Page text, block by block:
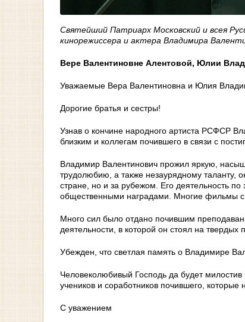
Святейший Патриарх Московский и всея
кинорежиссера и актера Владимира
Вере Валентиновне Алентовой, Юлии
Уважаемые Вера Валентиновна и Юлия
Дорогие братья и сестры!
Узнав о кончине народного артиста РСФСР
близким и коллегам почившего в связи с
Владимир Валентинович прожил яркую,
трудолюбию, а также незаурядному таланту,
стране, но и за рубежом. Его деятельность
общественными наградами. Многие фильмы с
Много сил было отдано почившим
деятельности, в которой он стоял на твердых
Убежден, что светлая память о Владимире
Человеколюбивый Господь да будет
учеников и соработников почившего, которые
С уважением